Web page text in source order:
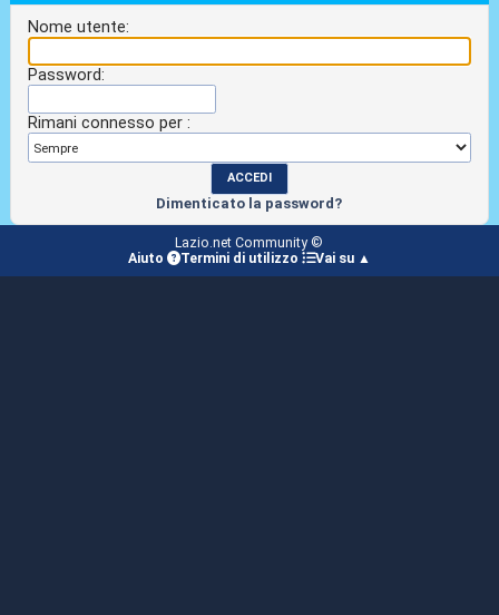
Nome utente:
Password:
Rimani connesso per :
Dimenticato la password?
Lazio.net Community ©
Aiuto
Termini di utilizzo Vai su ▲